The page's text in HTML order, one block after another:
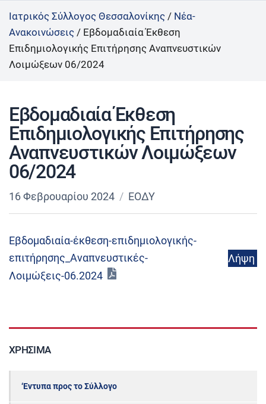
Ιατρικός Σύλλογος Θεσσαλονίκης / Νέα-
Ανακοινώσεις / Εβδομαδιαία Έκθεση
Επιδημιολογικής Επιτήρησης Αναπνευστικών
Λοιμώξεων 06/2024
Εβδομαδιαία Έκθεση
Επιδημιολογικής Επιτήρησης
Αναπνευστικών Λοιμώξεων
06/2024
16 Φεβρουαρίου 2024 ΕΟΔΥ
Εβδομαδιαία-έκθεση-επιδημιολογικής-
επιτήρησης_Αναπνευστικές-
Λοιμώξεις-06.2024
Λήψη
ΧΡΉΣΙΜΑ
‘Εντυπα προς το Σύλλογο